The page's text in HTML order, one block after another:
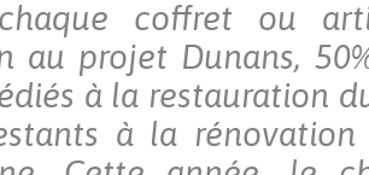
coffret ou
au projet Dunans,
à la restauration
à la